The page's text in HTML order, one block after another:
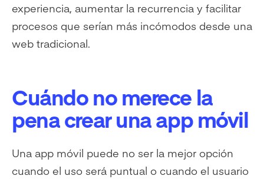
experiencia, aumentar la recurrencia y facilitar
procesos que serían más incómodos desde una
web tradicional.
Cuándo no merece la
pena crear una app móvil
Una app móvil puede no ser la mejor opción
cuando el uso será puntual o cuando el usuario